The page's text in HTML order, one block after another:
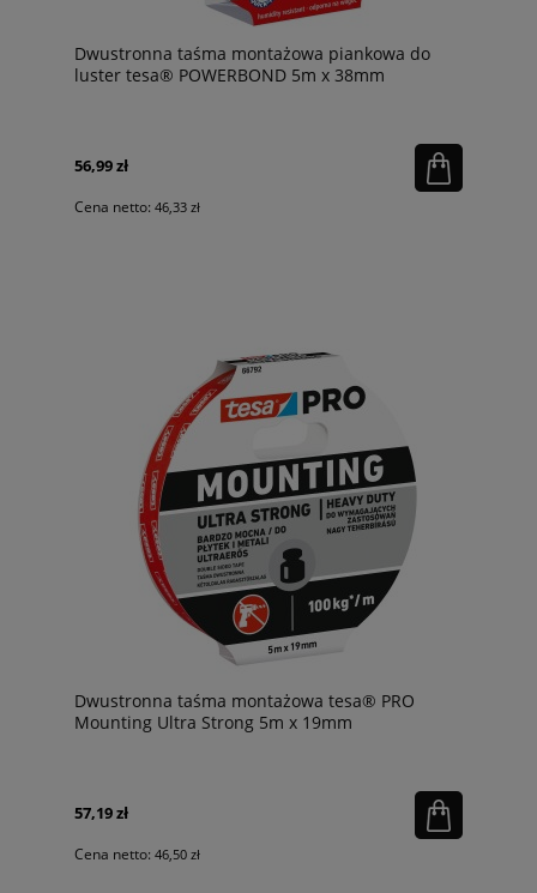
Dwustronna taśma montażowa piankowa do
luster tesa® POWERBOND 5m x 38mm
56,99 zł
Cena netto: 46,33 zł
Dwustronna taśma montażowa tesa® PRO
Mounting Ultra Strong 5m x 19mm
57,19 zł
Cena netto: 46,50 zł